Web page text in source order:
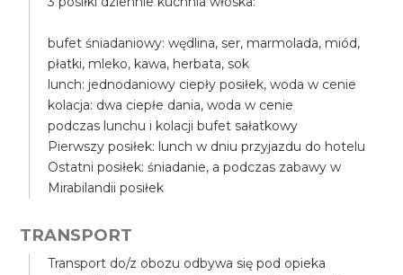
bufet śniadaniowy: wędlina, ser, marmolada, miód,
płatki, mleko, kawa, herbata, sok
lunch: jednodaniowy ciepły posiłek, woda w cenie
kolacja: dwa ciepłe dania, woda w cenie
podczas lunchu i kolacji bufet sałatkowy
Pierwszy posiłek: lunch w dniu przyjazdu do hotelu
Ostatni posiłek: śniadanie, a podczas zabawy w
Mirabilandii posiłek
TRANSPORT
Transport do/z obozu odbywa się pod opieka